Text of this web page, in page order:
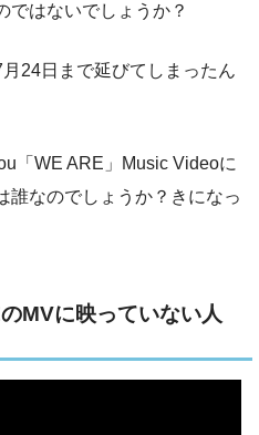
ではないでしょうか？
24日まで延びてしまったん
「WE ARE」Music Videoに
誰なのでしょうか？きになっ
MVに映っていない人